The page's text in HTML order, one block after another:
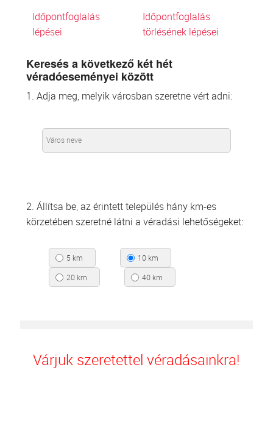
Időpontfoglalás
lépései
Időpontfoglalás
törlésének lépései
Keresés a következő két hét
véradóeseményei között
1. Adja meg, melyik városban szeretne vért adni:
2. Állítsa be, az érintett település hány km-es
körzetében szeretné látni a véradási lehetőségeket:
5 km
10 km
20 km
40 km
Várjuk szeretettel véradásainkra!